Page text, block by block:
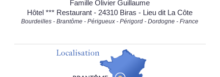
Famille Olivier Guillaume
Hôtel *** Restaurant - 24310 Biras - Lieu dit La Côte
Bourdeilles - Brantôme - Périgueux - Périgord - Dordogne - France
Localisation